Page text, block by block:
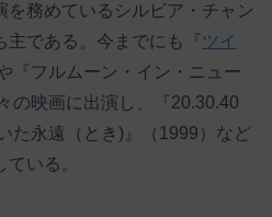
を務めているシルビア・チャン
である。今までにも『 ツイ
『フルムーン・イン・ニュー
の映画に出演し、『20.30.40
た永遠（とき)』（1999）など
いる。